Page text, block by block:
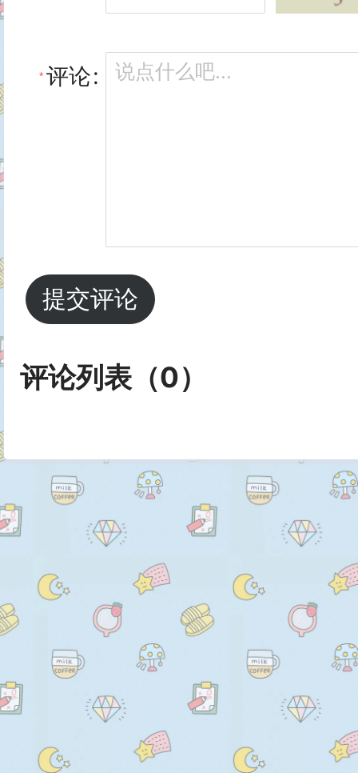
评论
提交评论
评论列表（0）